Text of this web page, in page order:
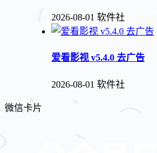
2026-08-01 软件社
爱看影视 v5.4.0 去广告
2026-08-01 软件社
微信卡片